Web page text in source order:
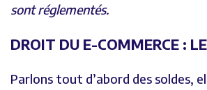
sont réglementés.
DROIT DU E-COMMERCE :
Parlons tout d’abord des soldes,